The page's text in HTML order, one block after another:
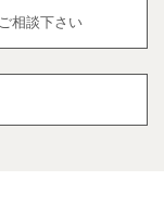
相談下さい